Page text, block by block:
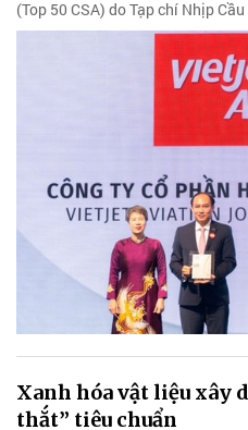
(Top 50 CSA) do Tạp chí Nhịp
Xanh hóa vật liệu xây
thắt” tiêu chuẩn